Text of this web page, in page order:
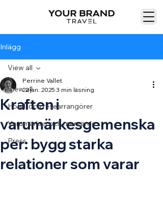
Inlägg
View all
Hotell och researrangörer
Varumärken och mervärde
Press
View all
Kraften i
varumärkesgemenska
per: bygg starka
relationer som varar
Perrine Vallet
22 jan. 2025 3 min läsning